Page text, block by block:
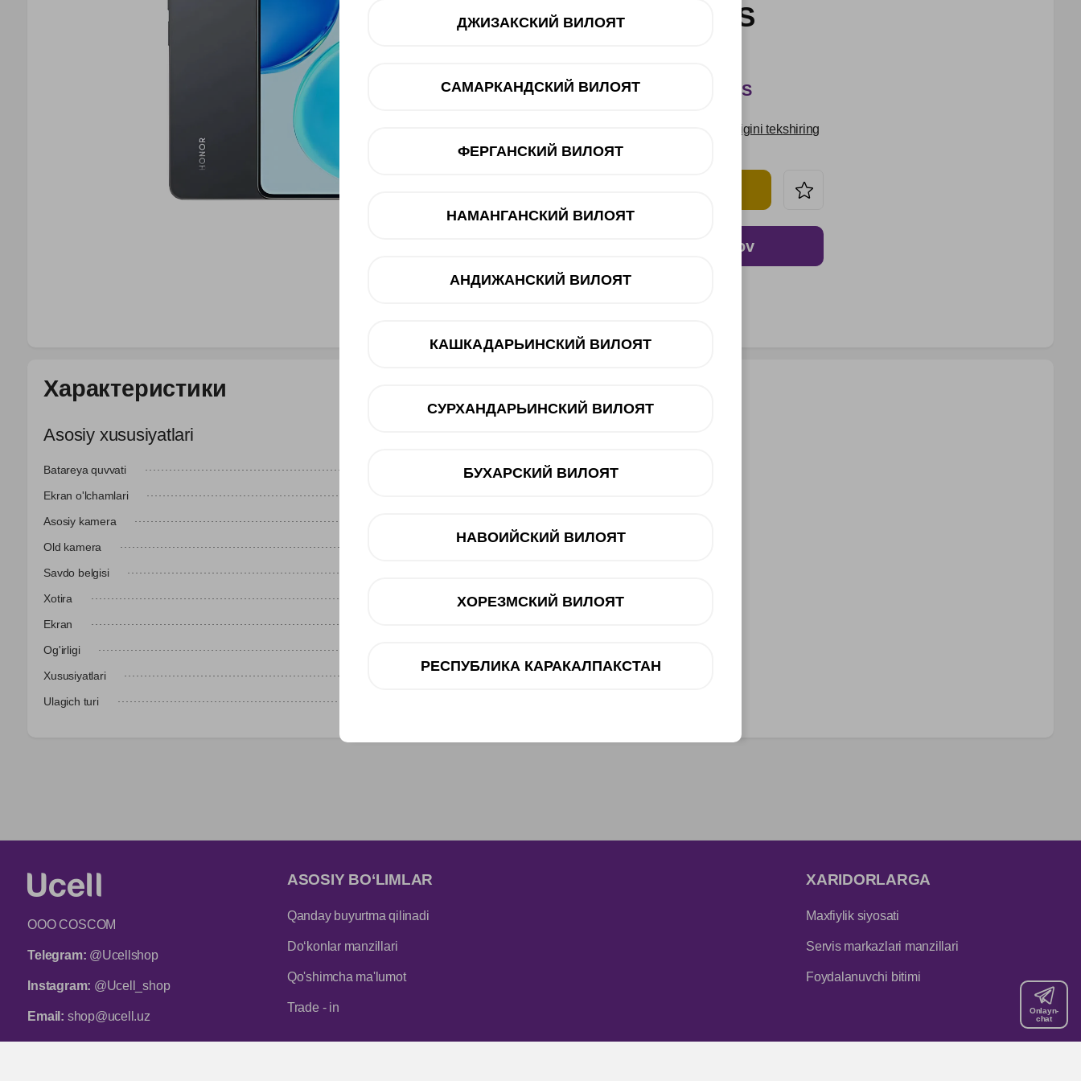
3 190 000 UZS
12 oy dan 369 000 UZS
Mavjudligini tekshiring
Muddatli to‘lov
Telegram orqali bog‘lanish
Характеристики
Asosiy xususiyatlari
Batareya quvvati
Ekran o'lchamlari
Asosiy kamera
Old kamera
Savdo belgisi
Xotira
8 ГБ ОЗУ / 128 ГБ ПЗУ
Ekran
Og'irligi
Xususiyatlari
Ulagich turi
ООО COSCOM
Telegram: @Ucellshop
Instagram: @Ucell_shop
Email: shop@ucell.uz
ASOSIY BO‘LIMLAR
Qanday buyurtma qilinadi
Do‘konlar manzillari
Qo'shimcha ma'lumot
Trade - in
XARIDORLARGA
Maxfiylik siyosati
Servis markazlari manzillari
Foydalanuvchi bitimi
ДЖИЗАКСКИЙ ВИЛОЯТ
САМАРКАНДСКИЙ ВИЛОЯТ
ФЕРГАНСКИЙ ВИЛОЯТ
НАМАНГАНСКИЙ ВИЛОЯТ
АНДИЖАНСКИЙ ВИЛОЯТ
КАШКАДАРЬИНСКИЙ ВИЛОЯТ
СУРХАНДАРЬИНСКИЙ ВИЛОЯТ
БУХАРСКИЙ ВИЛОЯТ
НАВОИЙСКИЙ ВИЛОЯТ
ХОРЕЗМСКИЙ ВИЛОЯТ
РЕСПУБЛИКА КАРАКАЛПАКСТАН
Onlayn-
chat